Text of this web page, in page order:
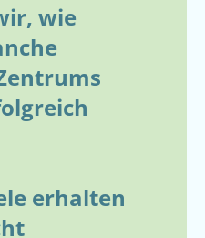
wie
erhalten